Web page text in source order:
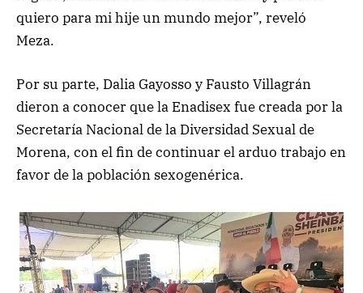
quiero para mi hije un mundo mejor”, reveló
Meza.
Por su parte, Dalia Gayosso y Fausto Villagrán
dieron a conocer que la Enadisex fue creada por la
Secretaría Nacional de la Diversidad Sexual de
Morena, con el fin de continuar el arduo trabajo en
favor de la población sexogenérica.